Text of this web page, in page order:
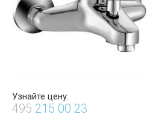
Узнайте цену:
495 215 00 23